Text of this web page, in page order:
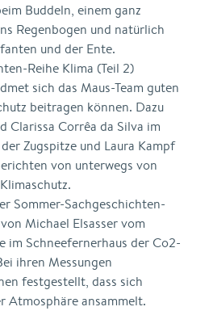
Buddeln, einem ganz
Regenbogen und natürlich
und der Ente.
Reihe Klima (Teil 2)
sich das Maus-Team guten
beitragen können. Dazu
Clarissa Corrêa da Silva im
Zugspitze und Laura Kampf
von unterwegs von
Sommer-Sachgeschichten-
Michael Elsasser vom
im Schneefernerhaus der Co2-
ihren Messungen
festgestellt, dass sich
Atmosphäre ansammelt.